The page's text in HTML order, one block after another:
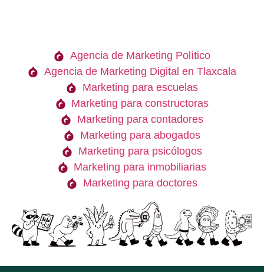
Agencia de Marketing Político
Agencia de Marketing Digital en Tlaxcala
Marketing para escuelas
Marketing para constructoras
Marketing para contadores
Marketing para abogados
Marketing para psicólogos
Marketing para inmobiliarias
Marketing para doctores